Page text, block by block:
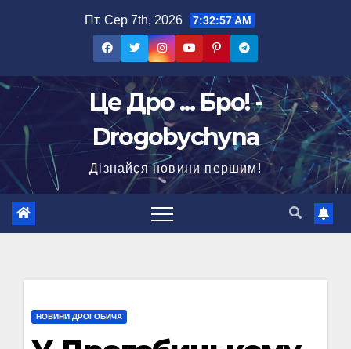
Пт. Сер 7th, 2026 7:32:58 AM
Це Дро ... Бро! -
Drogobychyna
Дізнайся новини першим!
НОВИНИ ДРОГОБИЧА